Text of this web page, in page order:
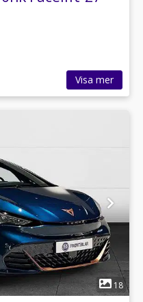
Visa mer
18